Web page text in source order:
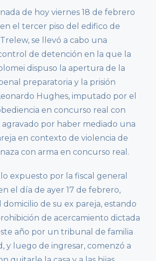
de hoy viernes 18 de febrero
el tercer piso del edifico de
se llevó a cabo una
de detención en la que la
dispuso la apertura de la
preparatoria y la prisión
Hughes, imputado por el
en concurso real con
agravado por haber mediado una
en contexto de violencia de
con arma en concurso real.
expuesto por la fiscal general
el día de ayer 17 de febrero,
de su ex pareja, estando
de acercamiento dictada
año por un tribunal de familia
y luego de ingresar, comenzó a